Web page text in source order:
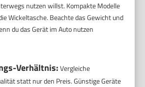
nutzen willst. Kompakte Modelle
Wickeltasche. Beachte das Gewicht und
du das Gerät im Auto nutzen
Verhältnis:Vergleiche
statt nur den Preis. Günstige Geräte